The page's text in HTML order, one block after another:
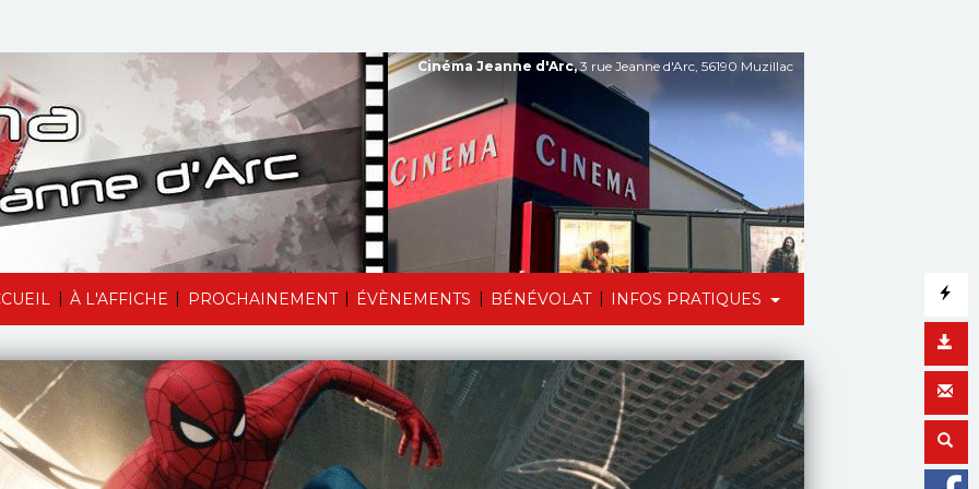
| À L'AFFICHE | PROCHAINEMENT | ÉVÈNEMENTS | BÉNÉVOLAT | INFOS PRATIQUES
Cinéma Jeanne d'Arc,3 rue Jeanne d'Arc, 56190 Muzillac